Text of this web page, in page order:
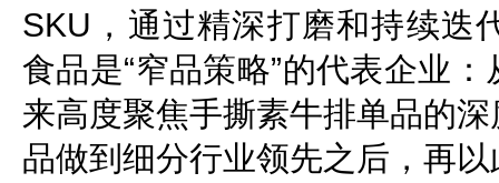
SKU，通过精深打磨和持续迭
食品是“窄品策略”的代表企业
来高度聚焦手撕素牛排单品的
品做到细分行业领先之后，再